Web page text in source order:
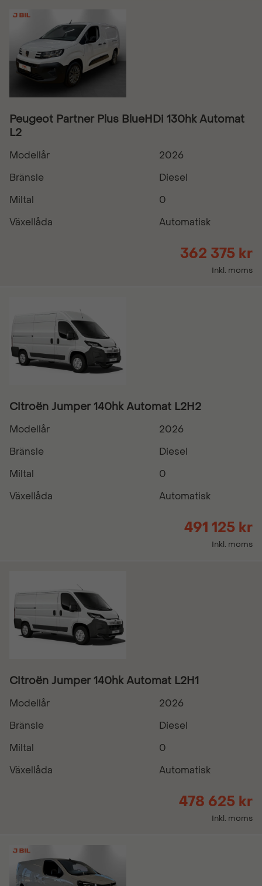
Peugeot Partner Plus BlueHDi 130hk Automat
L2
Modellår
2026
Bränsle
Diesel
Miltal
0
Växellåda
Automatisk
362 375 kr
Inkl. moms
Citroën Jumper 140hk Automat L2H2
Modellår
2026
Bränsle
Diesel
Miltal
0
Växellåda
Automatisk
491 125 kr
Inkl. moms
Citroën Jumper 140hk Automat L2H1
Modellår
2026
Bränsle
Diesel
Miltal
0
Växellåda
Automatisk
478 625 kr
Inkl. moms